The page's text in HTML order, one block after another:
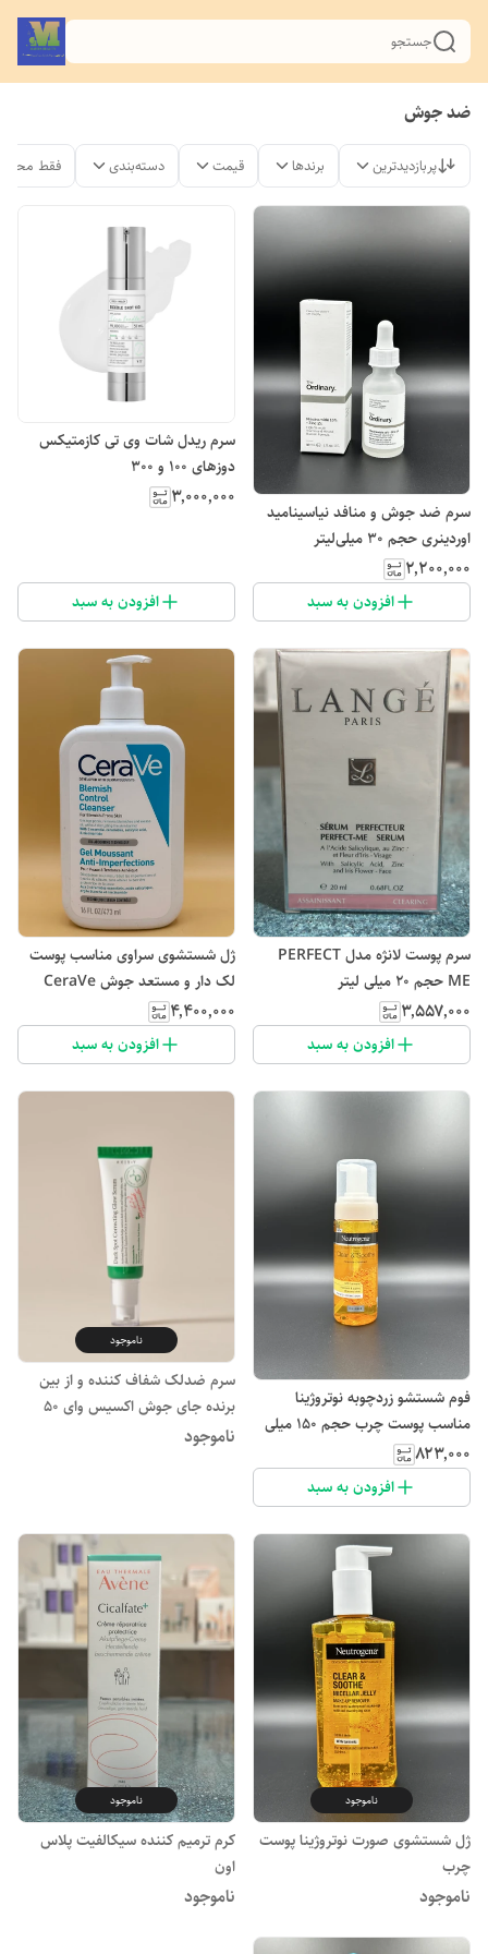
جستجو
ضد جوش
پربازدیدترین برندها قیمت دسته‌بندی فقط
سرم ضد جوش و منافد نیاسینامید
اوردینری حجم 30 میلی‌لیتر
۲٬۲۰۰٬۰۰۰
افزودن به سبد
سرم ریدل شات وی تی کازمتیکس
دوزهای ۱۰۰ و ۳۰۰
۳٬۰۰۰٬۰۰۰
افزودن به سبد
سرم پوست لانژه مدل PERFECT
ME حجم 20 میلی لیتر
۳٬۵۵۷٬۰۰۰
افزودن به سبد
ژل شستشوی سراوی مناسب پوست
لک دار و مستعد جوش CeraVe
حجم 473 میل
۴٬۴۰۰٬۰۰۰
افزودن به سبد
فوم شستشو زردچوبه نوتروژینا
مناسب پوست چرب حجم 150 میلی
لیتر
۸۲۳٬۰۰۰
افزودن به سبد
ناموجود
سرم ضدلک شفاف کننده و از بین
برنده جای جوش اکسیس وای 50
میل(انقضاء:2027)
ناموجود
ناموجود
ژل شستشوی صورت نوتروژینا پوست
چرب
ناموجود
ناموجود
کرم ترمیم کننده سیکالفیت پلاس
اون
ناموجود